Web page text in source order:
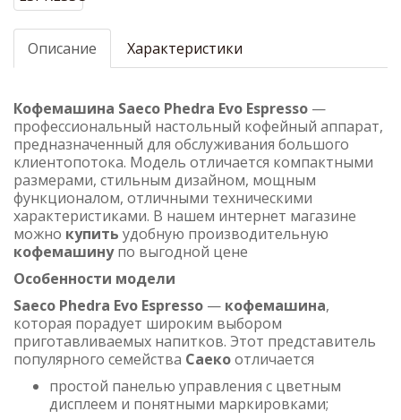
Описание Характеристики
Кофемашина Saeco Phedra Evo Espresso —
профессиональный настольный кофейный аппарат,
предназначенный для обслуживания большого
клиентопотока. Модель отличается компактными
размерами, стильным дизайном, мощным
функционалом, отличными техническими
характеристиками. В нашем интернет магазине
можно купить удобную производительную
кофемашинупо выгодной цене
Особенности модели
Saeco Phedra Evo Espresso — кофемашина,
которая порадует широким выбором
приготавливаемых напитков. Этот представитель
популярного семейства Саекоотличается
простой панелью управления с цветным
дисплеем и понятными маркировками;